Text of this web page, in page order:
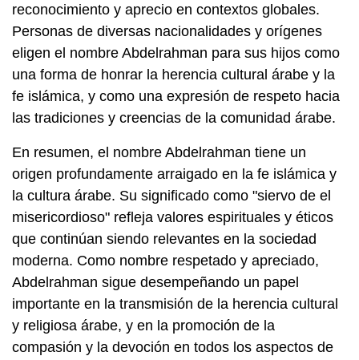
reconocimiento y aprecio en contextos globales.
Personas de diversas nacionalidades y orígenes
eligen el nombre Abdelrahman para sus hijos como
una forma de honrar la herencia cultural árabe y la
fe islámica, y como una expresión de respeto hacia
las tradiciones y creencias de la comunidad árabe.
En resumen, el nombre Abdelrahman tiene un
origen profundamente arraigado en la fe islámica y
la cultura árabe. Su significado como "siervo de el
misericordioso" refleja valores espirituales y éticos
que continúan siendo relevantes en la sociedad
moderna. Como nombre respetado y apreciado,
Abdelrahman sigue desempeñando un papel
importante en la transmisión de la herencia cultural
y religiosa árabe, y en la promoción de la
compasión y la devoción en todos los aspectos de